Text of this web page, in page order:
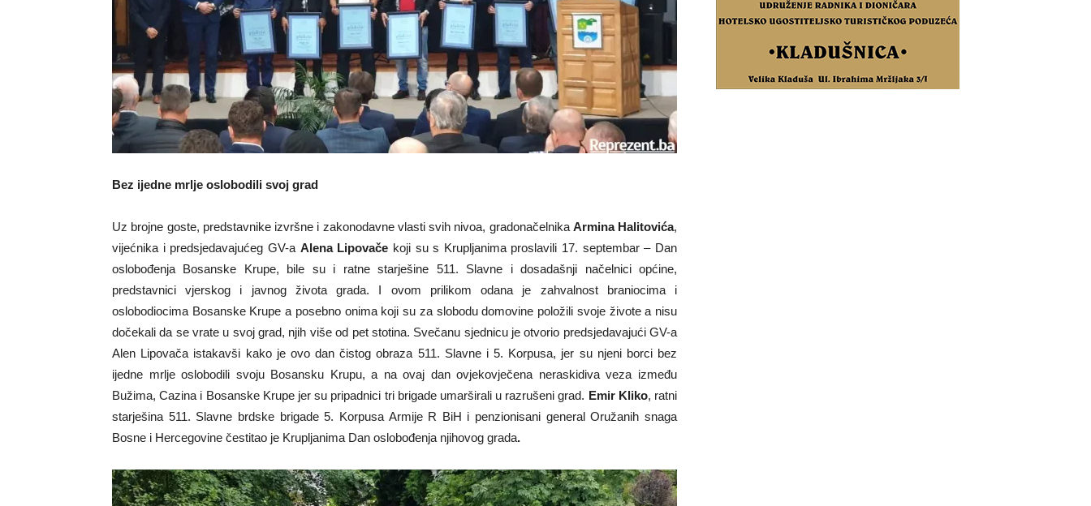
Bez ijedne mrlje oslobodili svoj grad
Uz brojne goste, predstavnike izvršne i zakonodavne vlasti svih nivoa, gradonačelnika Armina Halitovića,
vijećnika i predsjedavajućeg GV-a Alena Lipovače koji su s Krupljanima proslavili 17. septembar – Dan
oslobođenja Bosanske Krupe, bile su i ratne starješine 511. Slavne i dosadašnji načelnici općine,
predstavnici vjerskog i javnog života grada. I ovom prilikom odana je zahvalnost braniocima i
oslobodiocima Bosanske Krupe a posebno onima koji su za slobodu domovine položili svoje živote a nisu
dočekali da se vrate u svoj grad, njih više od pet stotina. Svečanu sjednicu je otvorio predsjedavajući GV-a
Alen Lipovača istakavši kako je ovo dan čistog obraza 511. Slavne i 5. Korpusa, jer su njeni borci bez
ijedne mrlje oslobodili svoju Bosansku Krupu, a na ovaj dan ovjekovječena neraskidiva veza između
Bužima, Cazina i Bosanske Krupe jer su pripadnici tri brigade umarširali u razrušeni grad. Emir Kliko, ratni
starješina 511. Slavne brdske brigade 5. Korpusa Armije R BiH i penzionisani general Oružanih snaga
Bosne i Hercegovine čestitao je Krupljanima Dan oslobođenja njihovog grada.